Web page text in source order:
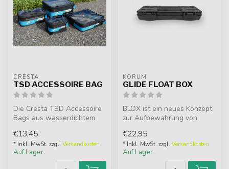
CRESTA
TSD ACCESSOIRE BAG
Die Cresta TSD Accessoire
Bags aus wasserdichtem
übersichtl...
€13,45
* Inkl. MwSt. zzgl. Versandkosten
Auf Lager
KORUM
GLIDE FLOAT BOX
BLOX ist ein neues Konzept
zur Aufbewahrung von
den A...
€22,95
* Inkl. MwSt. zzgl. Versandkosten
Auf Lager